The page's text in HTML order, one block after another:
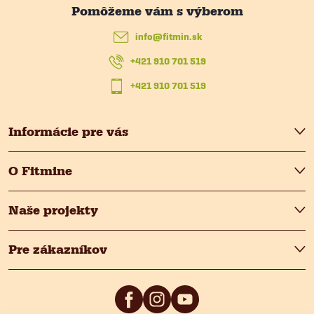
eInformácie pre vás
O Fitmine
Naše projekty
Pre zákazníkov
info@fitmin.sk
+421 910 701 519
+421 910 701 519